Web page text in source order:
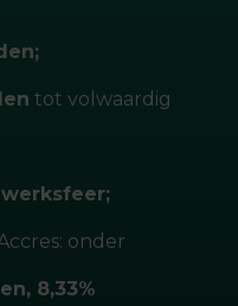
tot volwaardig
onder
8,33%